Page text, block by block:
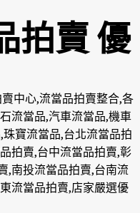
拍賣 優
中心,流當品拍賣整合,各
流當品,汽車流當品,機車
寶流當品,台北流當品拍
拍賣,台中流當品拍賣,彰
,南投流當品拍賣,台南流
流當品拍賣,店家嚴選優